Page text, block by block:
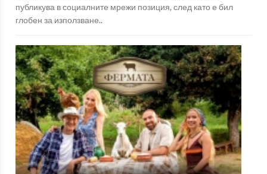
публикува в социалните мрежи позиция, след като е бил
глобен за използване..